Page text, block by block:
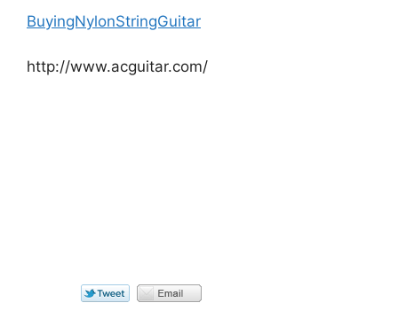
BuyingNylonStringGuitar
http://www.acguitar.com/